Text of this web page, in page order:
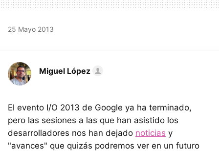
25 Mayo 2013
Miguel López
El evento I/O 2013 de Google ya ha terminado,
pero las sesiones a las que han asistido los
desarrolladores nos han dejado noticias y
"avances" que quizás podremos ver en un futuro